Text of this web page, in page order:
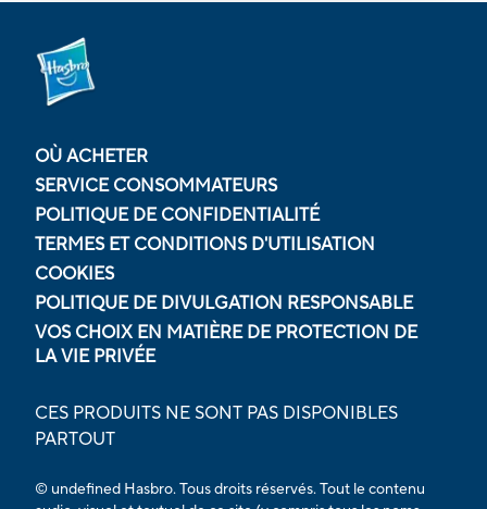
OÙ ACHETER
SERVICE CONSOMMATEURS
POLITIQUE DE CONFIDENTIALITÉ
TERMES ET CONDITIONS D'UTILISATION
COOKIES
POLITIQUE DE DIVULGATION RESPONSABLE
VOS CHOIX EN MATIÈRE DE PROTECTION DE
LA VIE PRIVÉE
CES PRODUITS NE SONT PAS DISPONIBLES
PARTOUT
© undefined Hasbro. Tous droits réservés. Tout le contenu